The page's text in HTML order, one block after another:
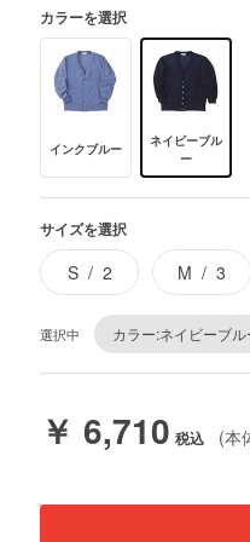
カラーを選択
インクブルー
ネイビーブル
ー
サイズを選択
S 2 M 3
選択中 カラー:ネイビーブル
￥ 6,710 (本